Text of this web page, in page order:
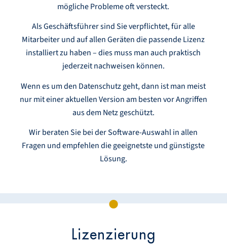
mögliche Probleme oft versteckt.
Als Geschäftsführer sind Sie verpflichtet, für alle
Mitarbeiter und auf allen Geräten die passende Lizenz
installiert zu haben – dies muss man auch praktisch
jederzeit nachweisen können.
Wenn es um den Datenschutz geht, dann ist man meist
nur mit einer aktuellen Version am besten vor Angriffen
aus dem Netz geschützt.
Wir beraten Sie bei der Software-Auswahl in allen
Fragen und empfehlen die geeignetste und günstigste
Lösung.
Lizenzierung